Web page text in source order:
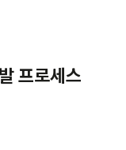
프로세스